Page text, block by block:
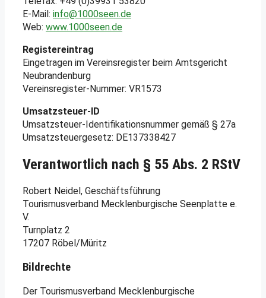
E-Mail: info@1000seen.de
Web: www.1000seen.de
Registereintrag
Eingetragen im Vereinsregister beim Amtsgericht
Neubrandenburg
Vereinsregister-Nummer: VR1573
Umsatzsteuer-ID
Umsatzsteuer-Identifikationsnummer gemäß § 27a
Umsatzsteuergesetz: DE137338427
Verantwortlich nach § 55 Abs. 2 RStV
Robert Neidel, Geschäftsführung
Tourismusverband Mecklenburgische Seenplatte e.
V.
Turnplatz 2
17207 Röbel/Müritz
Bildrechte
Der Tourismusverband Mecklenburgische